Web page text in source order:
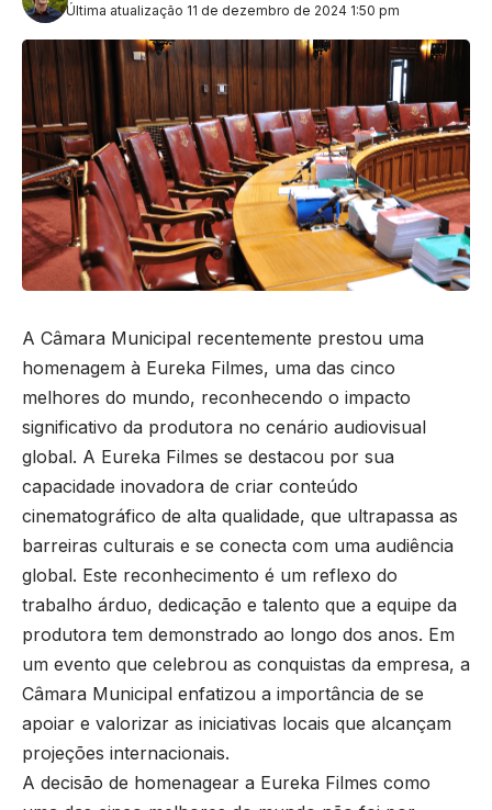
Última atualização 11 de dezembro de 2024 1:50 pm
A Câmara Municipal recentemente prestou uma
homenagem à Eureka Filmes, uma das cinco
melhores do mundo, reconhecendo o impacto
significativo da produtora no cenário audiovisual
global. A Eureka Filmes se destacou por sua
capacidade inovadora de criar conteúdo
cinematográfico de alta qualidade, que ultrapassa as
barreiras culturais e se conecta com uma audiência
global. Este reconhecimento é um reflexo do
trabalho árduo, dedicação e talento que a equipe da
produtora tem demonstrado ao longo dos anos. Em
um evento que celebrou as conquistas da empresa, a
Câmara Municipal enfatizou a importância de se
apoiar e valorizar as iniciativas locais que alcançam
projeções internacionais.
A decisão de homenagear a Eureka Filmes como